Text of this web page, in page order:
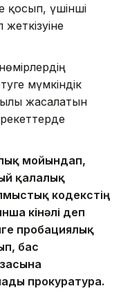
қосып, үшінші
мүмкіндік
жасалатын
мойындап,
қалалық
кодекстің
кінәлі деп
пробациялық
бас
прокуратура.